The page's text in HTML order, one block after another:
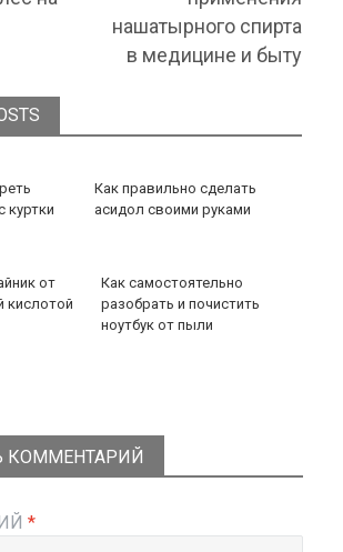
нашатырного спирта
в медицине и быту
куртки
Как правильно сделать
асидол своими руками
от
кислотой
Как самостоятельно
разобрать и почистить
ноутбук от пыли
КОММЕНТАРИЙ
*